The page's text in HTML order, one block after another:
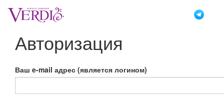
основному
содержанию
Авторизация
Ваш e-mail адрес (является логином)